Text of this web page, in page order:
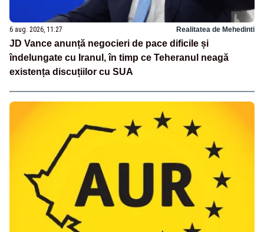
6 aug. 2026, 11:27 Realitatea de Mehedinti
JD Vance anunță negocieri de pace dificile și
îndelungate cu Iranul, în timp ce Teheranul neagă
existența discuțiilor cu SUA